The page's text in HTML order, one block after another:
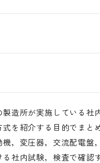
造所が実施している社
を紹介する目的でまと
，変圧器，交流配電盤
社内試験，検査で確認